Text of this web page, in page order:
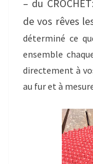
– du
de vos rêves
déterminé ce
ensemble
directement à
au fur et à